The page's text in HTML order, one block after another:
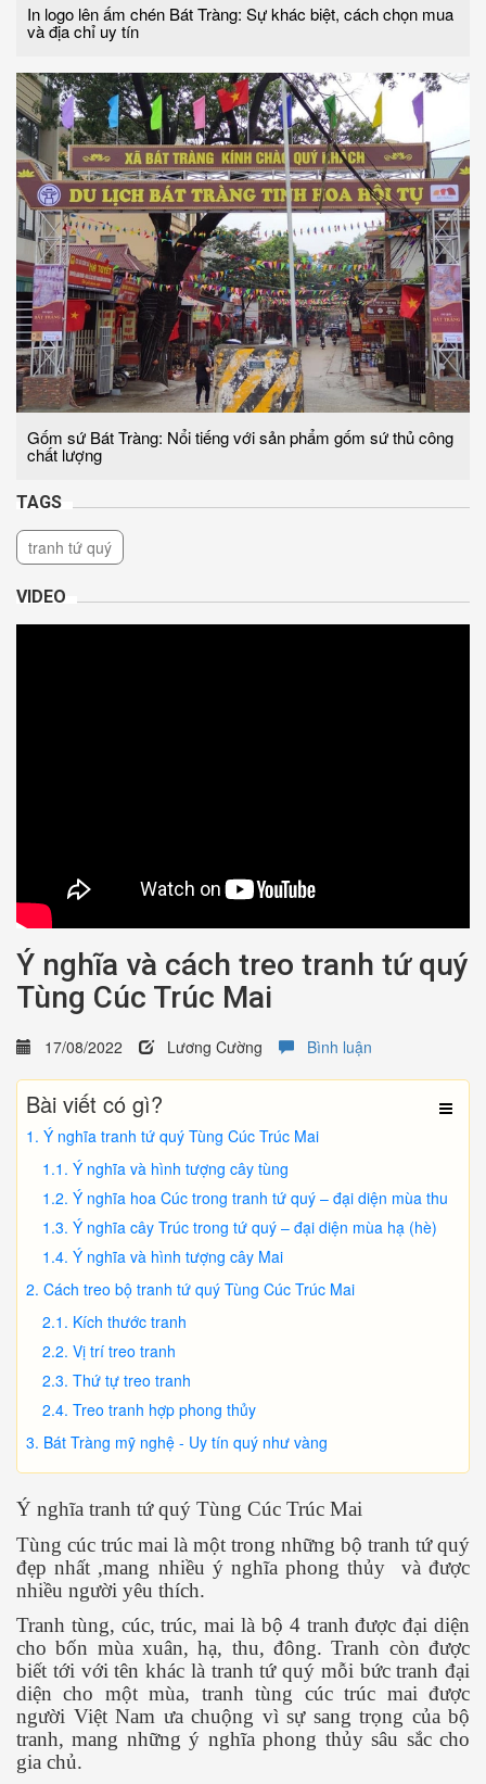
In logo lên ấm chén Bát Tràng: Sự khác biệt, cách chọn mua
và địa chỉ uy tín
Gốm sứ Bát Tràng: Nổi tiếng với sản phẩm gốm sứ thủ công
chất lượng
TAGS
tranh tứ quý
VIDEO
Ý nghĩa và cách treo tranh tứ quý
Tùng Cúc Trúc Mai
17/08/2022 Lương Cường Bình luận
Bài viết có gì?
Ý nghĩa tranh tứ quý Tùng Cúc Trúc Mai
Ý nghĩa và hình tượng cây tùng
Ý nghĩa hoa Cúc trong tranh tứ quý – đại diện mùa thu
Ý nghĩa cây Trúc trong tứ quý – đại diện mùa hạ (hè)
Ý nghĩa và hình tượng cây Mai
Cách treo bộ tranh tứ quý Tùng Cúc Trúc Mai
Kích thước tranh
Vị trí treo tranh
Thứ tự treo tranh
Treo tranh hợp phong thủy
Bát Tràng mỹ nghệ - Uy tín quý như vàng
Ý nghĩa tranh tứ quý Tùng Cúc Trúc Mai
Tùng cúc trúc mai là một trong những bộ tranh tứ quý
đẹp nhất ,mang nhiều ý nghĩa phong thủy và được
nhiều người yêu thích.
Tranh tùng, cúc, trúc, mai là bộ 4 tranh được đại diện
cho bốn mùa xuân, hạ, thu, đông. Tranh còn được
biết tới với tên khác là tranh tứ quý mỗi bức tranh đại
diện cho một mùa, tranh tùng cúc trúc mai được
người Việt Nam ưa chuộng vì sự sang trọng của bộ
tranh, mang những ý nghĩa phong thủy sâu sắc cho
gia chủ.